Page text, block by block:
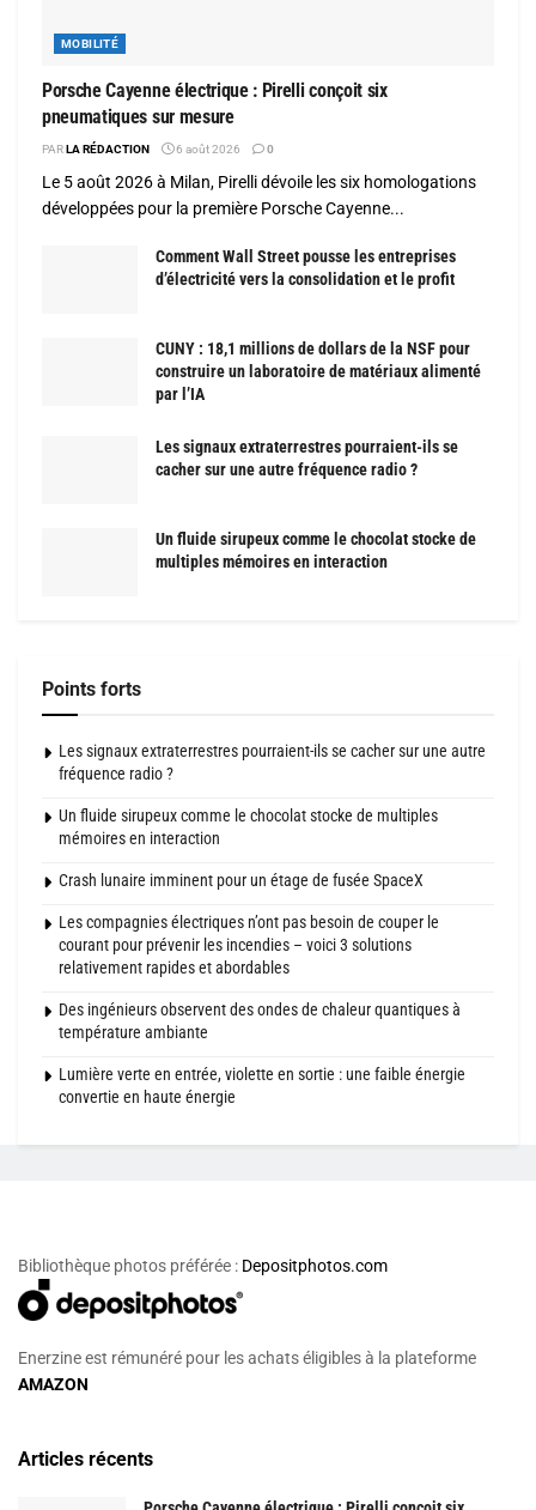
MOBILITÉ
Porsche Cayenne électrique : Pirelli conçoit six
pneumatiques sur mesure
PARLA RÉDACTION 6 août 2026 0
Le 5 août 2026 à Milan, Pirelli dévoile les six homologations
développées pour la première Porsche Cayenne...
Comment Wall Street pousse les entreprises
d’électricité vers la consolidation et le profit
CUNY : 18,1 millions de dollars de la NSF pour
construire un laboratoire de matériaux alimenté
par l’IA
Les signaux extraterrestres pourraient-ils se
cacher sur une autre fréquence radio ?
Un fluide sirupeux comme le chocolat stocke de
multiples mémoires en interaction
Points forts
Les signaux extraterrestres pourraient-ils se cacher sur une autre
fréquence radio ?
Un fluide sirupeux comme le chocolat stocke de multiples
mémoires en interaction
Crash lunaire imminent pour un étage de fusée SpaceX
Les compagnies électriques n’ont pas besoin de couper le
courant pour prévenir les incendies – voici 3 solutions
relativement rapides et abordables
Des ingénieurs observent des ondes de chaleur quantiques à
température ambiante
Lumière verte en entrée, violette en sortie : une faible énergie
convertie en haute énergie
Bibliothèque photos préférée : Depositphotos.com
Enerzine est rémunéré pour les achats éligibles à la plateforme
AMAZON
Articles récents